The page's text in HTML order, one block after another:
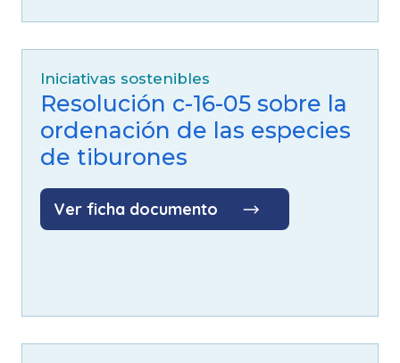
Iniciativas sostenibles
Resolución c-16-05 sobre la
ordenación de las especies
de tiburones
Ver ficha documento